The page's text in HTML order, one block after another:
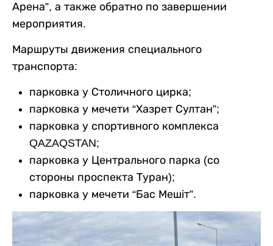
Арена”, а также обратно по завершении
мероприятия.
Маршруты движения специального
транспорта:
парковка у Столичного цирка;
парковка у мечети “Хазрет Султан”;
парковка у спортивного комплекса
QAZAQSTAN;
парковка у Центрального парка (со
стороны проспекта Туран);
парковка у мечети “Бас Мешіт”.